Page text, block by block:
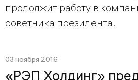
продолжит работу в
советника президента.
03 ноября 2016
«РЭП Холдинг»